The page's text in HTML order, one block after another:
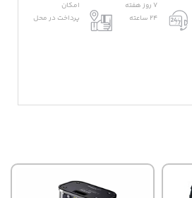
7 روز هفته
24 ساعته
امکان
پرداخت در محل